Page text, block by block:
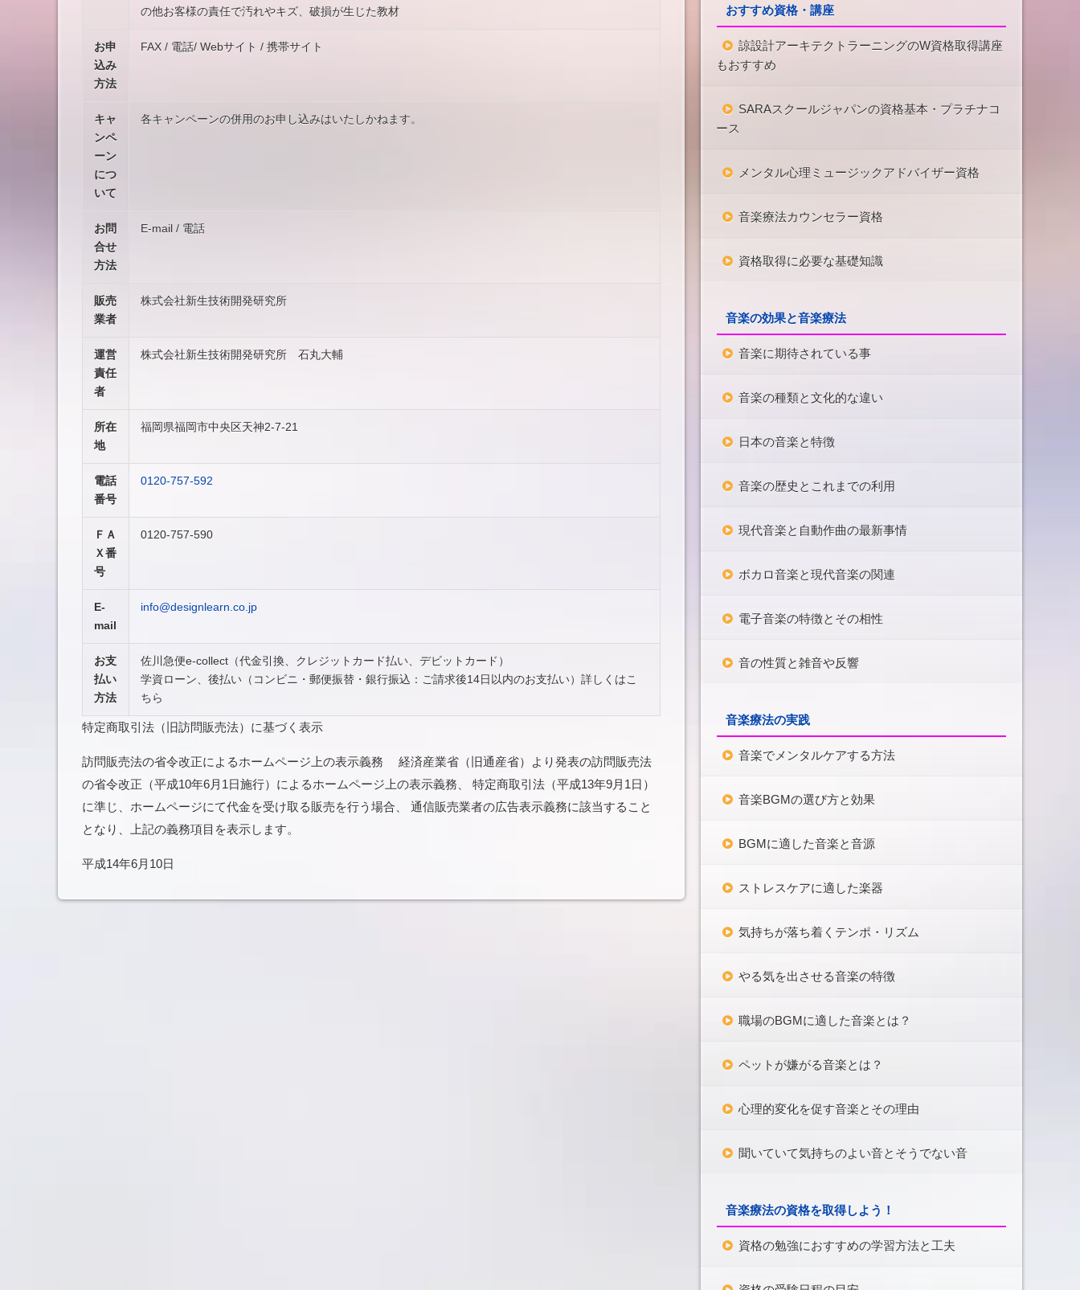
の他お客様の責任で汚れやキズ、破損が生じた教材
お申
込み
方法
FAX / 電話/ Webサイト / 携帯サイト
キャ
ンペ
ーン
につ
いて
各キャンペーンの併用のお申し込みはいたしかねます。
お問
合せ
方法
E-mail / 電話
販売
業者
株式会社新生技術開発研究所
運営
責任
者
株式会社新生技術開発研究所 石丸大輔
所在
地
福岡県福岡市中央区天神2-7-21
電話
番号
0120-757-592
ＦＡ
Ｘ番
号
0120-757-590
E-
mail
info@designlearn.co.jp
お支
払い
方法
佐川急便e-collect（代金引換、クレジットカード払い、デビットカード）
学資ローン、後払い（コンビニ・郵便振替・銀行振込：ご請求後14日以内のお支払い）詳しくはこ
ちら
特定商取引法（旧訪問販売法）に基づく表示
訪問販売法の省令改正によるホームページ上の表示義務 経済産業省（旧通産省）より発表の訪問販売法
の省令改正（平成10年6月1日施行）によるホームページ上の表示義務、 特定商取引法（平成13年9月1日）
に準じ、ホームページにて代金を受け取る販売を行う場合、 通信販売業者の広告表示義務に該当すること
となり、上記の義務項目を表示します。
平成14年6月10日
おすすめ資格・講座
諒設計アーキテクトラーニングのW資格取得講座
もおすすめ
SARAスクールジャパンの資格基本・プラチナコ
ース
メンタル心理ミュージックアドバイザー資格
音楽療法カウンセラー資格
資格取得に必要な基礎知識
音楽の効果と音楽療法
音楽に期待されている事
音楽の種類と文化的な違い
日本の音楽と特徴
音楽の歴史とこれまでの利用
現代音楽と自動作曲の最新事情
ボカロ音楽と現代音楽の関連
電子音楽の特徴とその相性
音の性質と雑音や反響
音楽療法の実践
音楽でメンタルケアする方法
音楽BGMの選び方と効果
BGMに適した音楽と音源
ストレスケアに適した楽器
気持ちが落ち着くテンポ・リズム
やる気を出させる音楽の特徴
職場のBGMに適した音楽とは？
ペットが嫌がる音楽とは？
心理的変化を促す音楽とその理由
聞いていて気持ちのよい音とそうでない音
音楽療法の資格を取得しよう！
資格の勉強におすすめの学習方法と工夫